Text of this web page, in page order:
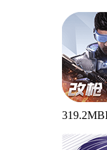
319.2MB